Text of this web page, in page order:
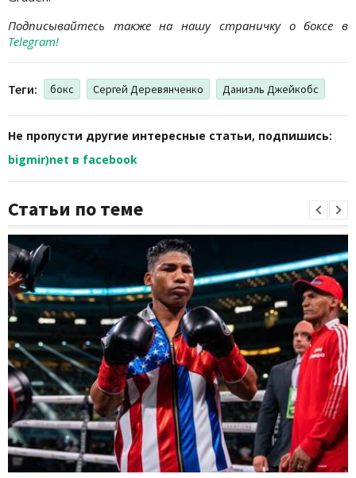
Подписывайтесь также на нашу страничку о боксе в
Telegram!
Теги: бокс Сергей Деревянченко Даниэль Джейкобс
Не пропусти другие интересные статьи, подпишись:
bigmir)net в facebook
Статьи по теме